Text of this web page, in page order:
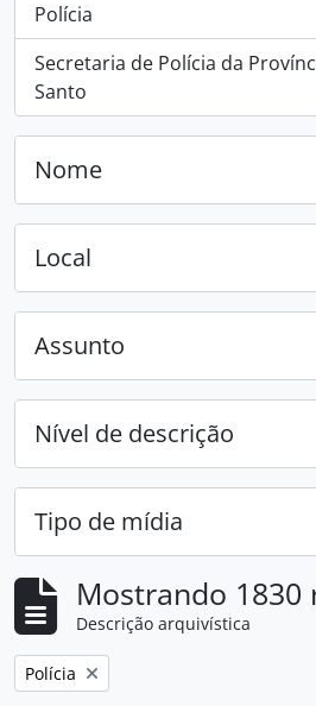
Polícia
, 281 resultados
Secretaria de Polícia da
Santo
, 4 resultados
Nome
Local
Assunto
Nível de descrição
Tipo de mídia
Mostrando 1830
Descrição arquivística
Remover filtro:
Polícia